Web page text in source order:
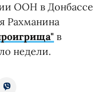
ООН в Донбассе
Рахманина
в
недели.